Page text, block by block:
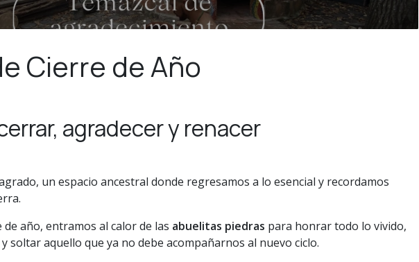
Cierre de Año
agradecer y renacer
un espacio ancestral donde regresamos a lo esencial y recordamos
año, entramos al calor de las abuelitas piedras para honrar todo lo vivido,
soltar aquello que ya no debe acompañarnos al nuevo ciclo.